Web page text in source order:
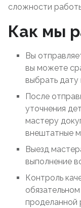
сложности
Как мы
Вы
вы можете
выбрать дату
После
уточнения
мастеру
внештатные
Выезд
выполнение
Контроль
проделанной